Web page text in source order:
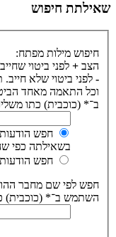
שאילתת חיפוש
חיפוש מילות מפתח:
הצב + לפני ביטוי
- לפני ביטוי שלא
וכל התאמה מאחד
ב־* (כוכבית) כתו
חפש
בשאילתה כפי
חפש
חפש לפי שם מחבר
השתמש ב־* (כוכבית)